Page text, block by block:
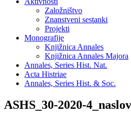
Založništvo
Znanstveni sestanki
Projekti
Monografije
Knjižnica Annales
Knjižnica Annales Majora
Annales, Series Hist. Nat.
Acta Histriae
Annales, Series Hist. & Soc.
ASHS_30-2020-